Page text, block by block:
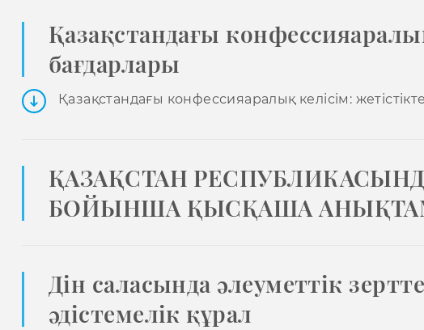
Қазақстандағы
бағдарлары
Қазақстандағы конфессияаралық келісім:
ҚАЗАҚСТАН
БОЙЫНША ҚЫСҚАША
Дін саласында әлеуметтік
әдістемелік құрал